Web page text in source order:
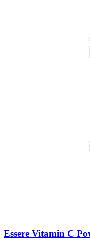
Essere Vitamin C